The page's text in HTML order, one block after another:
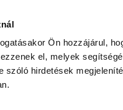
Ön hozzájárul,
el, melyek
szóló hirdetések